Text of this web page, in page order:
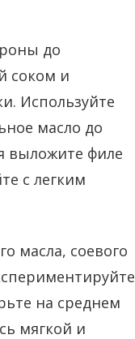
до
соком и
Используйте
масло до
выложите филе
с легким
масла, соевого
на среднем
мягкой и